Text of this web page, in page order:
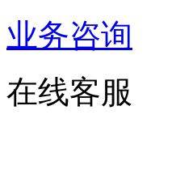
业务咨询
在线客服